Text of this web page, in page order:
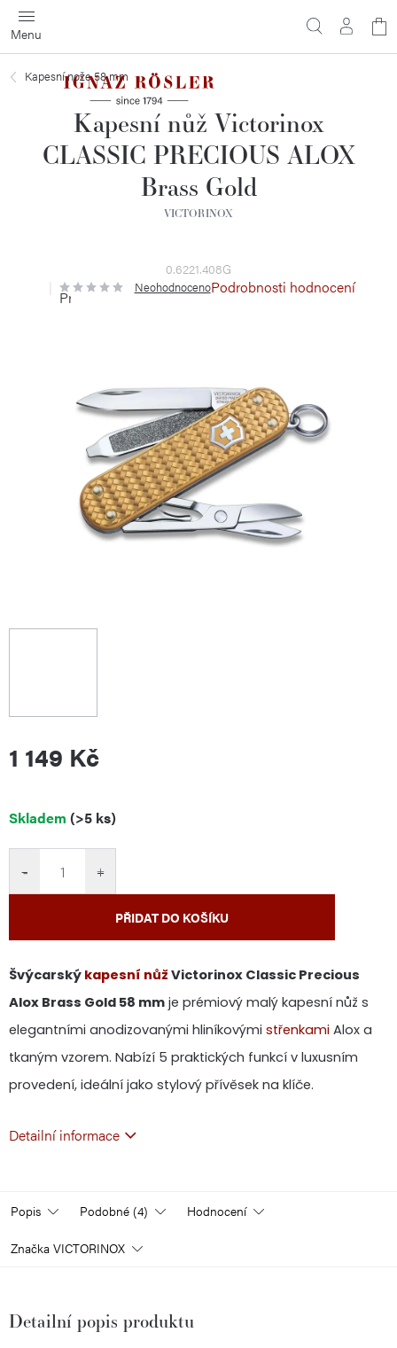
Přejít
na
obsah
Kapesní nože 58 mm
Kapesní nůž Victorinox
CLASSIC PRECIOUS ALOX
Brass Gold
VICTORINOX
0.6221.408G
Průměrné
hodnocení
NeohodnocenoPodrobnosti hodnocení
1 149 Kč
Měrná
Skladem (>5 ks)
+
−
PŘIDAT DO KOŠÍKU
Švýcarský kapesní nůž Victorinox Classic Precious
Alox Brass Gold 58 mm je prémiový malý kapesní nůž s
elegantními anodizovanými hliníkovými střenkami Alox a
tkaným vzorem. Nabízí 5 praktických funkcí v luxusním
provedení, ideální jako stylový přívěsek na klíče.
Detailní informace
Popis Podobné (4) Hodnocení
Značka VICTORINOX
Detailní popis produktu